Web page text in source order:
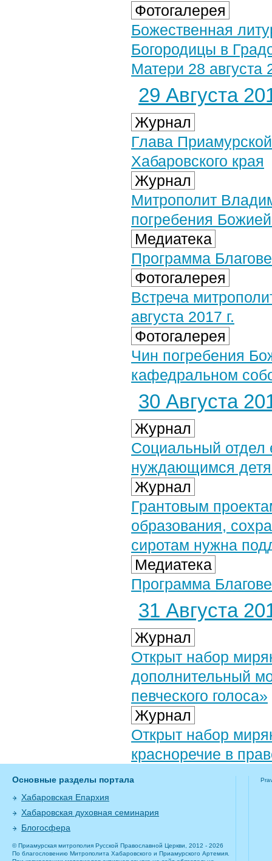
Фотогалерея
Божественная
Богородицы в
Матери 28 августа
29 Августа
Журнал
Глава
Хабаровского края
Журнал
Митрополит
погребения
Медиатека
Программа
Фотогалерея
Встреча
августа 2017 г.
Фотогалерея
Чин погребения
кафедральном
30 Августа
Журнал
Социальный отдел
нуждающимся
Журнал
Грантовым
образования,
сиротам нужна
Медиатека
Программа
31 Августа
Журнал
Открыт набор
дополнительный
певческого голоса»
Журнал
Открыт набор
красноречие в
Основные разделы портала
Хабаровская Епархия
Хабаровская духовная семинария
Блогосфера
© Приамурская митрополия Русской Православной Церкви, 2012 - 2026
По благословению Митрополита Хабаровского и Приамурского Артемия.